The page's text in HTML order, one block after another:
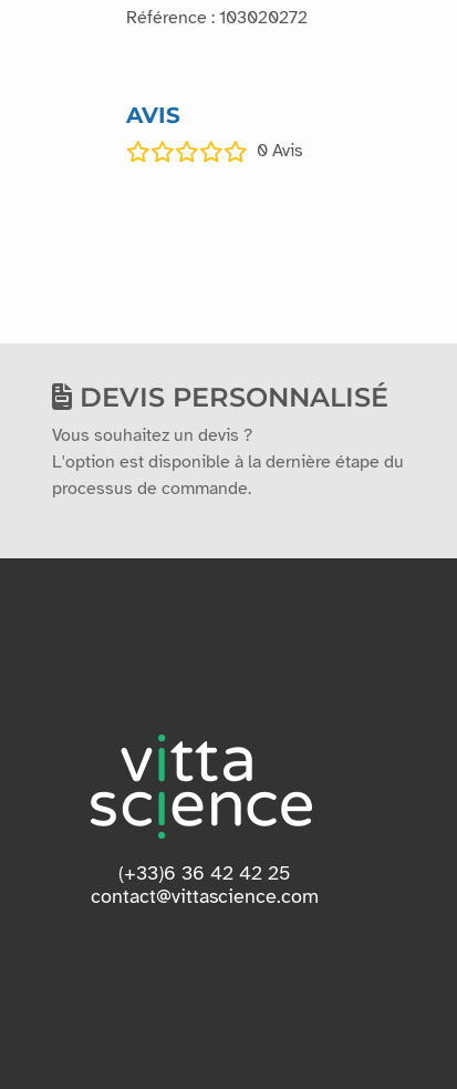
Référence : 103020272
AVIS
0 Avis
DEVIS PERSONNALISÉ
Vous souhaitez un devis ?
L'option est disponible à la dernière étape du
processus de commande.
(+33)6 36 42 42 25
contact@vittascience.com